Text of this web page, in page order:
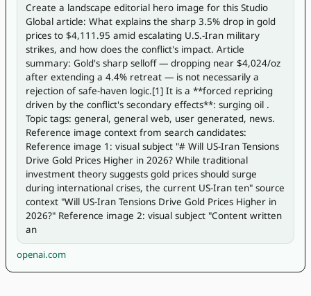
Create a landscape editorial hero image for this Studio
Global article: What explains the sharp 3.5% drop in gold
prices to $4,111.95 amid escalating U.S.-Iran military
strikes, and how does the conflict's impact. Article
summary: Gold's sharp selloff — dropping near $4,024/oz
after extending a 4.4% retreat — is not necessarily a
rejection of safe-haven logic.[1] It is a **forced repricing
driven by the conflict's secondary effects**: surging oil .
Topic tags: general, general web, user generated, news.
Reference image context from search candidates:
Reference image 1: visual subject "# Will US-Iran Tensions
Drive Gold Prices Higher in 2026? While traditional
investment theory suggests gold prices should surge
during international crises, the current US-Iran ten" source
context "Will US-Iran Tensions Drive Gold Prices Higher in
2026?" Reference image 2: visual subject "Content written
an
openai.com